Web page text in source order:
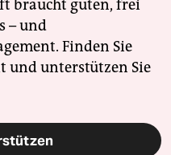
braucht guten, frei
– und
Finden Sie
und unterstützen Sie